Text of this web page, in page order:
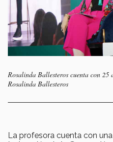
Rosalinda Ballesteros cuenta con 25
Rosalinda Ballesteros
La profesora cuenta con una